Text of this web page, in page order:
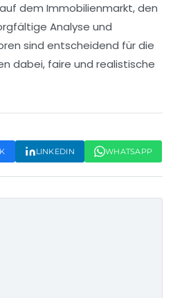
auf dem Immobilienmarkt, den
Analyse und
sind entscheidend für die
dabei, faire und realistische
LINKEDIN WHATSAPP